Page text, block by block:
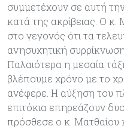
συμμετέχουν σε αυτή
κατά της ακρίβειας. Ο κ.
στο γεγονός ότι τα
ανησυχητική
Παλαιότερα η μεσαία
βλέπουμε χρόνο με το
ανέφερε. Η αύξηση του
επιτόκια επηρεάζουν
πρόσθεσε ο κ. Ματθαίου